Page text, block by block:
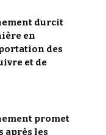
durcit
en
des
et de
promet
après les